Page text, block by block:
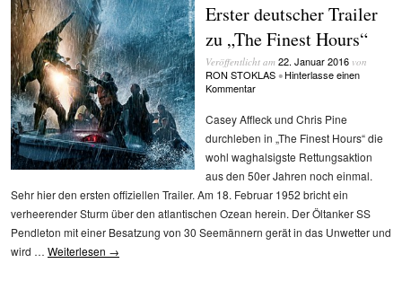
Erster deutscher Trailer
zu „The Finest Hours“
Veröffentlicht am 22. Januar 2016von
RON STOKLAS • Hinterlasse einen
Kommentar
Casey Affleck und Chris Pine
durchleben in „The Finest Hours“ die
wohl waghalsigste Rettungsaktion
aus den 50er Jahren noch einmal.
Sehr hier den ersten offiziellen Trailer. Am 18. Februar 1952 bricht ein
verheerender Sturm über den atlantischen Ozean herein. Der Öltanker SS
Pendleton mit einer Besatzung von 30 Seemännern gerät in das Unwetter und
wird … Weiterlesen →